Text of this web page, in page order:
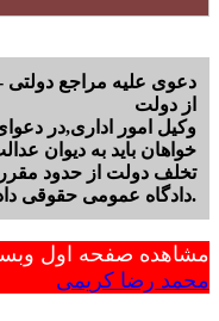
دعوی علیه مراجع دولتی
از دولت
وکیل امور اداری,در
خواهان باید به دیوان
تخلف دولت از حدود
دادگاه عمومی حقوقی دادخواست بدهد.
مشاهده صفحه اول
محمد رضا کریمی